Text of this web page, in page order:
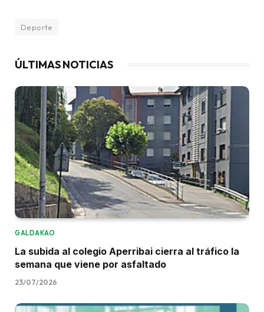
Deporte
ÚLTIMAS NOTICIAS
GALDAKAO
La subida al colegio Aperribai cierra al tráfico la
semana que viene por asfaltado
23/07/2026